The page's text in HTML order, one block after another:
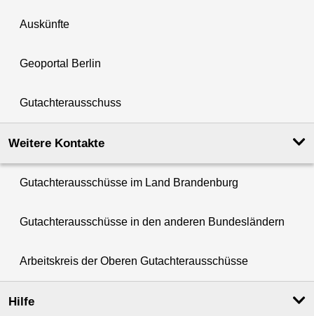
Auskünfte
Geoportal Berlin
Gutachterausschuss
Weitere Kontakte
Gutachterausschüsse im Land Brandenburg
Gutachterausschüsse in den anderen Bundesländern
Arbeitskreis der Oberen Gutachterausschüsse
Hilfe